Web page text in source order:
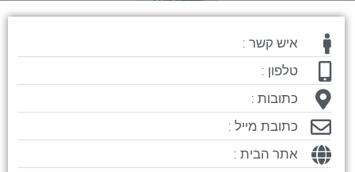
איש קשר :
טלפון :
כתובות :
כתובת מייל :
אתר הבית :